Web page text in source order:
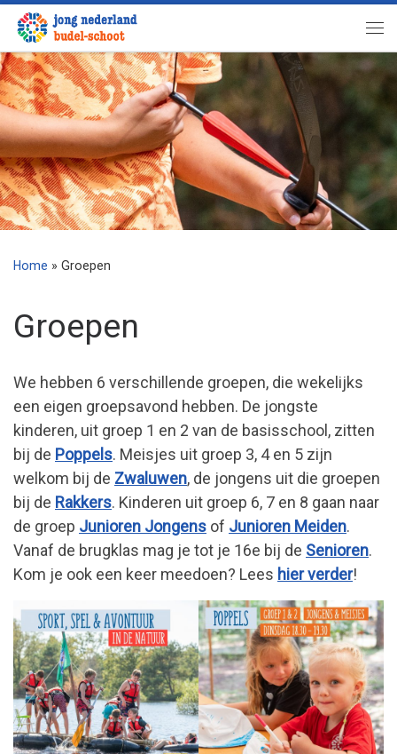
Ga naar inhoud
Home » Groepen
Groepen
We hebben 6 verschillende groepen, die wekelijks
een eigen groepsavond hebben. De jongste
kinderen, uit groep 1 en 2 van de basisschool, zitten
bij de Poppels. Meisjes uit groep 3, 4 en 5 zijn
welkom bij de Zwaluwen, de jongens uit die groepen
bij de Rakkers. Kinderen uit groep 6, 7 en 8 gaan naar
de groep Junioren Jongens of Junioren Meiden.
Vanaf de brugklas mag je tot je 16e bij de Senioren.
Kom je ook een keer meedoen? Lees hier verder!